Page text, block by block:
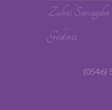
Zuhal
Geldiniz
(0546)